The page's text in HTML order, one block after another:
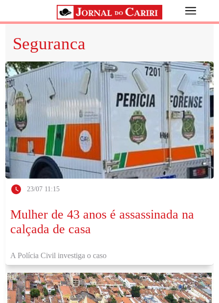
Seguranca
23/07 11:15
Mulher de 43 anos é assassinada na
calçada de casa
A Polícia Civil investiga o caso